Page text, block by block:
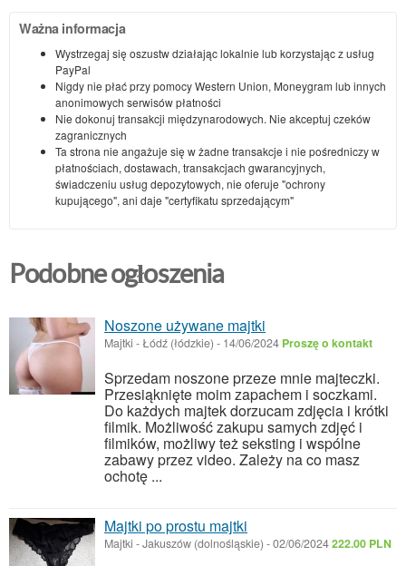
Ważna informacja
Wystrzegaj się oszustw działając lokalnie lub korzystając z usług
PayPal
Nigdy nie płać przy pomocy Western Union, Moneygram lub innych
anonimowych serwisów płatności
Nie dokonuj transakcji międzynarodowych. Nie akceptuj czeków
zagranicznych
Ta strona nie angażuje się w żadne transakcje i nie pośredniczy w
płatnościach, dostawach, transakcjach gwarancyjnych,
świadczeniu usług depozytowych, nie oferuje "ochrony
kupującego", ani daje "certyfikatu sprzedającym"
Podobne ogłoszenia
Noszone używane majtki
Majtki -Łódź (łódzkie) - 14/06/2024 Proszę o kontakt
Sprzedam noszone przeze mnie majteczki.
Przesiąknięte moim zapachem i soczkami.
Do każdych majtek dorzucam zdjęcia i krótki
filmik. Możliwość zakupu samych zdjęć i
filmików, możliwy też seksting i wspólne
zabawy przez video. Zależy na co masz
ochotę ...
Majtki po prostu majtki
Majtki -Jakuszów (dolnośląskie) -02/06/2024222.00 PLN